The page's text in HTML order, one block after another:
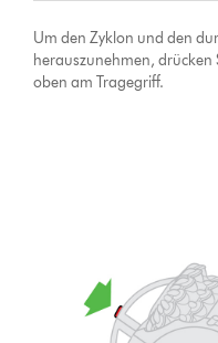
Um den Zyklon und den
herauszunehmen, drücken
oben am Tragegriff.